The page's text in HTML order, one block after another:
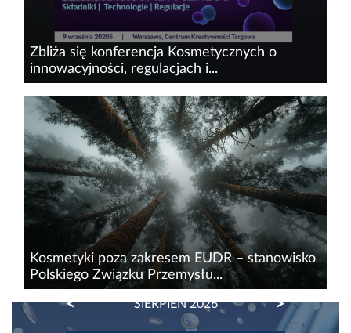
Zbliża się konferencja Kosmetycznych o
innowacyjności, regulacjach i...
9 września br. w Warszawie reprezentanci
branży kosmetycznej z całej Polski spotkają się,
by podyskutować nt. innowacyjnych rozwiązań
w sektorze, nadchodzących regulacji i wyzwań
rynkowych, które w...
Kosmetyki poza zakresem EUDR – stanowisko
Polskiego Związku Przemysłu...
Rozporządzenie UE 2023/1115 (EUDR), w
sprawie zakazu wylesiania, zacznie
SIERPIEŃ 2026
PREVIOUS NEXT